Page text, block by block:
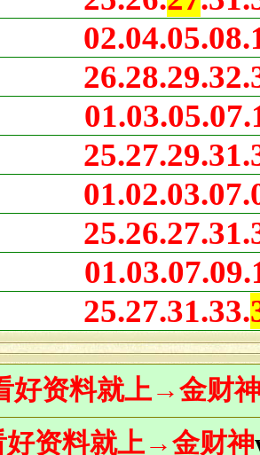
25.27.31.33.
好资料就上→金财
好资料就上→金财神